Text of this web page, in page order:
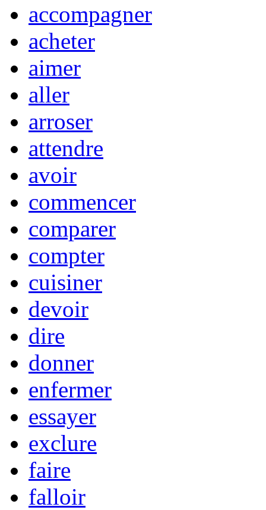
accompagner
acheter
aimer
aller
arroser
attendre
avoir
commencer
comparer
compter
cuisiner
devoir
dire
donner
enfermer
essayer
exclure
faire
falloir